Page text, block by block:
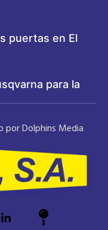
puertas en El
para la
por Dolphins Media